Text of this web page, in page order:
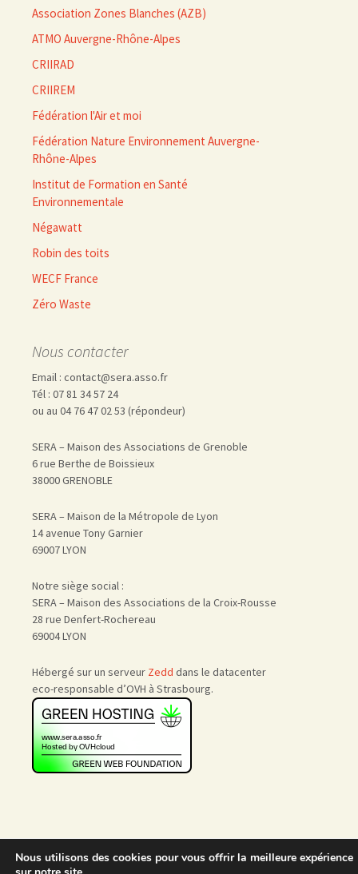
Association Zones Blanches (AZB)
ATMO Auvergne-Rhône-Alpes
CRIIRAD
CRIIREM
Fédération l'Air et moi
Fédération Nature Environnement Auvergne-
Rhône-Alpes
Institut de Formation en Santé
Environnementale
Négawatt
Robin des toits
WECF France
Zéro Waste
Nous contacter
Email : contact@sera.asso.fr
Tél : 07 81 34 57 24
ou au 04 76 47 02 53 (répondeur)
SERA – Maison des Associations de Grenoble
6 rue Berthe de Boissieux
38000 GRENOBLE
SERA – Maison de la Métropole de Lyon
14 avenue Tony Garnier
69007 LYON
Notre siège social :
SERA – Maison des Associations de la Croix-Rousse
28 rue Denfert-Rochereau
69004 LYON
Hébergé sur un serveur Zedd dans le datacenter
eco-responsable d’OVH à Strasbourg.
Accueil | Nous rejoindre
Nous utilisons des cookies pour vous offrir la meilleure expérience